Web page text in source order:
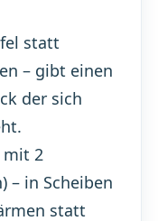
statt
– gibt einen
der sich
mit 2
– in Scheiben
statt